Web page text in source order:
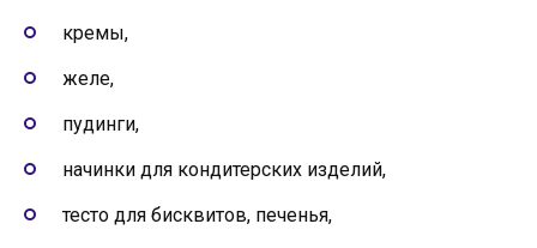
кремы,
желе,
пудинги,
начинки для кондитерских изделий,
тесто для бисквитов, печенья,